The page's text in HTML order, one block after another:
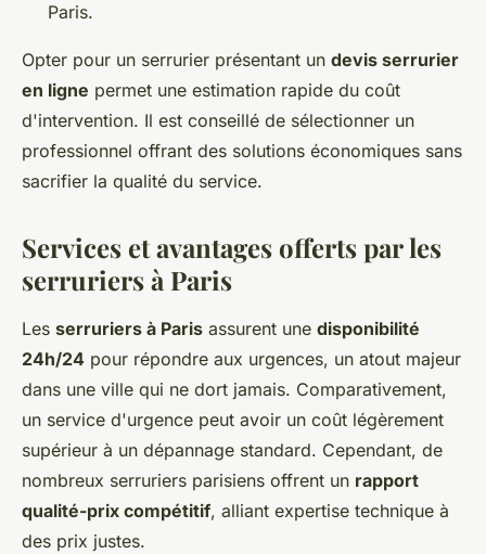
Paris.
Opter pour un serrurier présentant un devis serrurier
en ligne permet une estimation rapide du coût
d'intervention. Il est conseillé de sélectionner un
professionnel offrant des solutions économiques sans
sacrifier la qualité du service.
Services et avantages offerts par les
serruriers à Paris
Les serruriers à Paris assurent une disponibilité
24h/24 pour répondre aux urgences, un atout majeur
dans une ville qui ne dort jamais. Comparativement,
un service d'urgence peut avoir un coût légèrement
supérieur à un dépannage standard. Cependant, de
nombreux serruriers parisiens offrent un rapport
qualité-prix compétitif, alliant expertise technique à
des prix justes.